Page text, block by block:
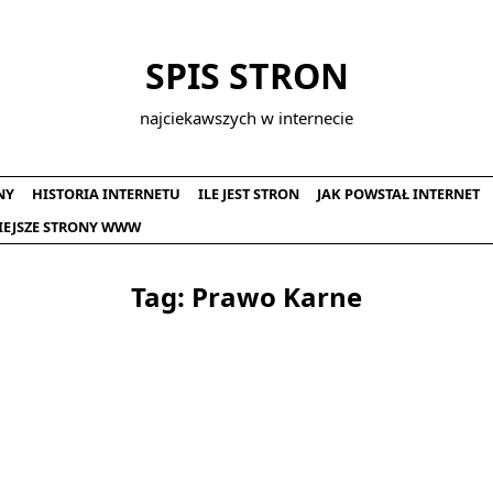
SPIS STRON
najciekawszych w internecie
HISTORIA INTERNETU ILE JEST STRON
JAK POWSTAŁ INTERNET
STRONY WWW
Tag: Prawo Karne